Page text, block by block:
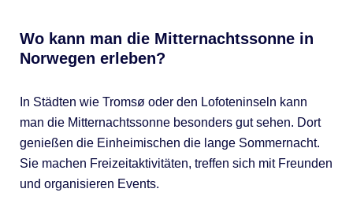
Wo kann man die Mitternachtssonne in
Norwegen erleben?
In Städten wie Tromsø oder den Lofoteninseln kann
man die Mitternachtssonne besonders gut sehen. Dort
genießen die Einheimischen die lange Sommernacht.
Sie machen Freizeitaktivitäten, treffen sich mit Freunden
und organisieren Events.